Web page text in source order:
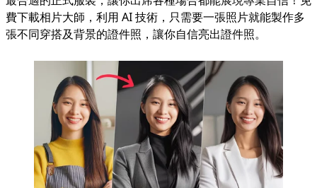
費下載相片大師，利用 AI 技術，只需要一張照片就能製作多
張不同穿搭及背景的證件照，讓你自信亮出證件照。